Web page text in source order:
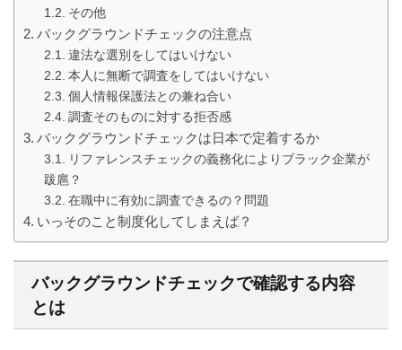
その他
バックグラウンドチェックの注意点
違法な選別をしてはいけない
本人に無断で調査をしてはいけない
個人情報保護法との兼ね合い
調査そのものに対する拒否感
バックグラウンドチェックは日本で定着するか
リファレンスチェックの義務化によりブラック企業が
跋扈？
在職中に有効に調査できるの？問題
いっそのこと制度化してしまえば？
バックグラウンドチェックで確認する内容
とは